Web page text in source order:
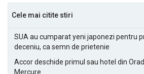
Cele mai citite stiri
SUA au cumparat yeni japonezi pentru
deceniu, ca semn de prietenie
Accor deschide primul sau hotel din
Mercure